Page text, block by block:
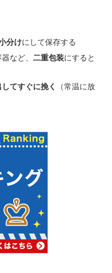
分けにして保存する
器など、二重包装にすると
てすぐに挽く
（常温に放